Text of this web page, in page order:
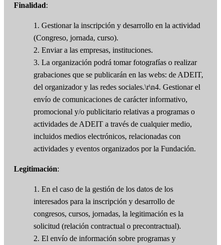
Finalidad:
1. Gestionar la inscripción y desarrollo en la actividad
(Congreso, jornada, curso).
2. Enviar a las empresas, instituciones.
3. La organización podrá tomar fotografías o realizar
grabaciones que se publicarán en las webs: de ADEIT,
del organizador y las redes sociales.\r\n4. Gestionar el
envío de comunicaciones de carácter informativo,
promocional y/o publicitario relativas a programas o
actividades de ADEIT a través de cualquier medio,
incluidos medios electrónicos, relacionadas con
actividades y eventos organizados por la Fundación.
Legitimación:
1. En el caso de la gestión de los datos de los
interesados para la inscripción y desarrollo de
congresos, cursos, jornadas, la legitimación es la
solicitud (relación contractual o precontractual).
2. El envío de información sobre programas y